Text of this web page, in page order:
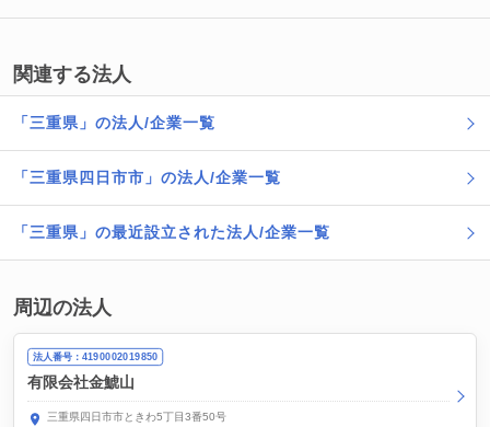
関連する法人
「三重県」の法人/企業一覧
「三重県四日市市」の法人/企業一覧
「三重県」の最近設立された法人/企業一覧
周辺の法人
法人番号：4190002019850
有限会社金鯱山
三重県四日市市ときわ5丁目3番50号